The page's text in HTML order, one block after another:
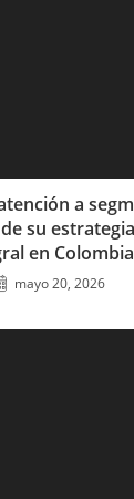
a
su
en Colombia
mayo 20, 2026